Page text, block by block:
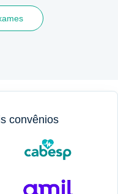
convênios